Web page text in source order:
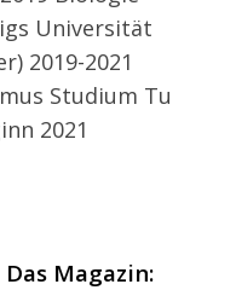
Universität
2019-2021
Studium Tu
2021
Das Magazin: